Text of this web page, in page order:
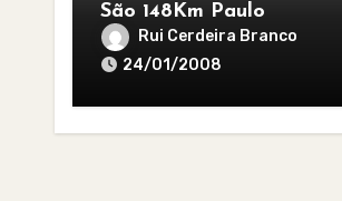
São 148Km Paulo
Rui Cerdeira Branco
24/01/2008